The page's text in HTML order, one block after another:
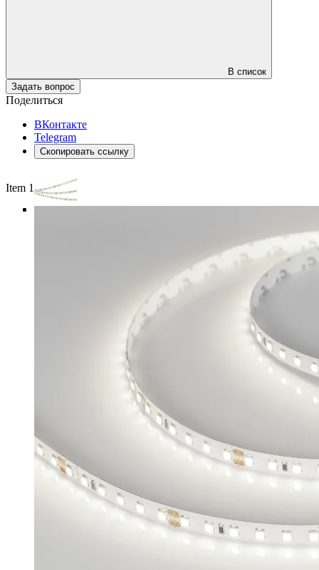
В список
Задать вопрос
Поделиться
ВКонтакте
Telegram
Скопировать ссылку
Item 1 of 3